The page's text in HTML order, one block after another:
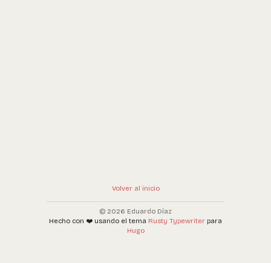
Volver al inicio
© 2026 Eduardo Díaz
Hecho con ❤️ usando el tema Rusty Typewriter para
Hugo